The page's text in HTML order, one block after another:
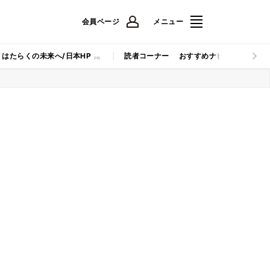
会員ページ メニュー
はたらくの未来へ/日本HP 読者コーナー おすすめナビ マイナビ